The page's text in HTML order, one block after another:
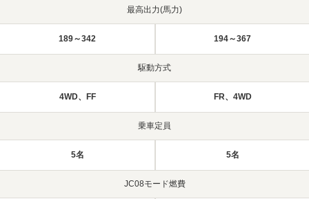
最高出力(馬力)
189～342 194～367
駆動方式
4WD、FF FR、4WD
乗車定員
5名 5名
JC08モード燃費